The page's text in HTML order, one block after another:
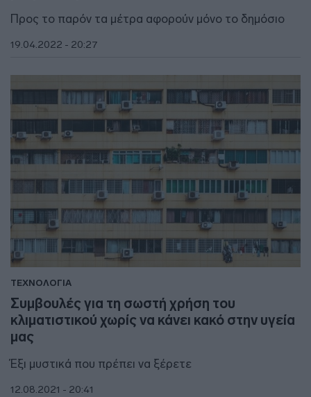
Προς το παρόν τα μέτρα αφορούν μόνο το δημόσιο
19.04.2022 - 20:27
ΤΕΧΝΟΛΟΓΙΑ
Συμβουλές για τη σωστή χρήση του
κλιματιστικού χωρίς να κάνει κακό στην υγεία
μας
Έξι μυστικά που πρέπει να ξέρετε
12.08.2021 - 20:41